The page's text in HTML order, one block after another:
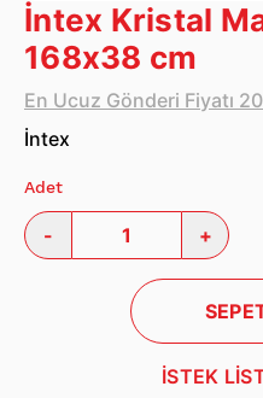
İntex Kristal
168x38 cm
En Ucuz Gönderi Fiyatı
İntex
Adet
- +
İSTEK